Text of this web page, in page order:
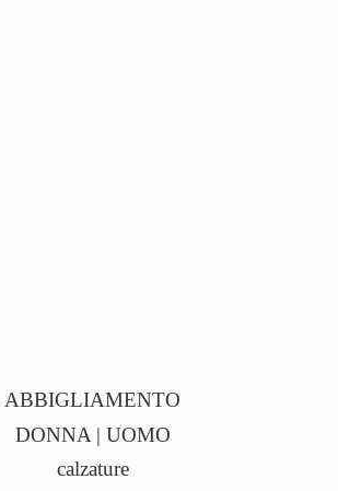
ABBIGLIAMENTO
DONNA | UOMO
calzature